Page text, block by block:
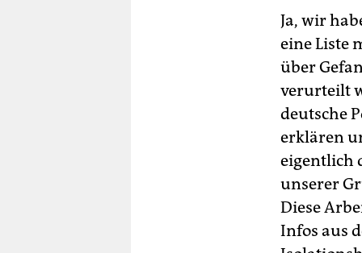
Ja, wir
eine Liste
über
verurteilt
deutsche
erklären
eigentlich
unserer
Diese
Infos aus